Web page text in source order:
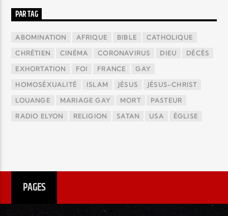
PAR TAG
ABOMINATION AFRIQUE BIBLE CATHOLIQUE
CHRÉTIEN CINÉMA CORONAVIRUS DIEU DÉCÈS
EXHORTATION FOI FRANCE GAY
HOMOSÉXUALITÉ ISLAM JÉSUS JÉSUS-CHRIST
LOUANGE MARIAGE GAY MORT PASTEUR
RADIO ELYON RELIGION SATAN USA ÉGLISE
PAGES